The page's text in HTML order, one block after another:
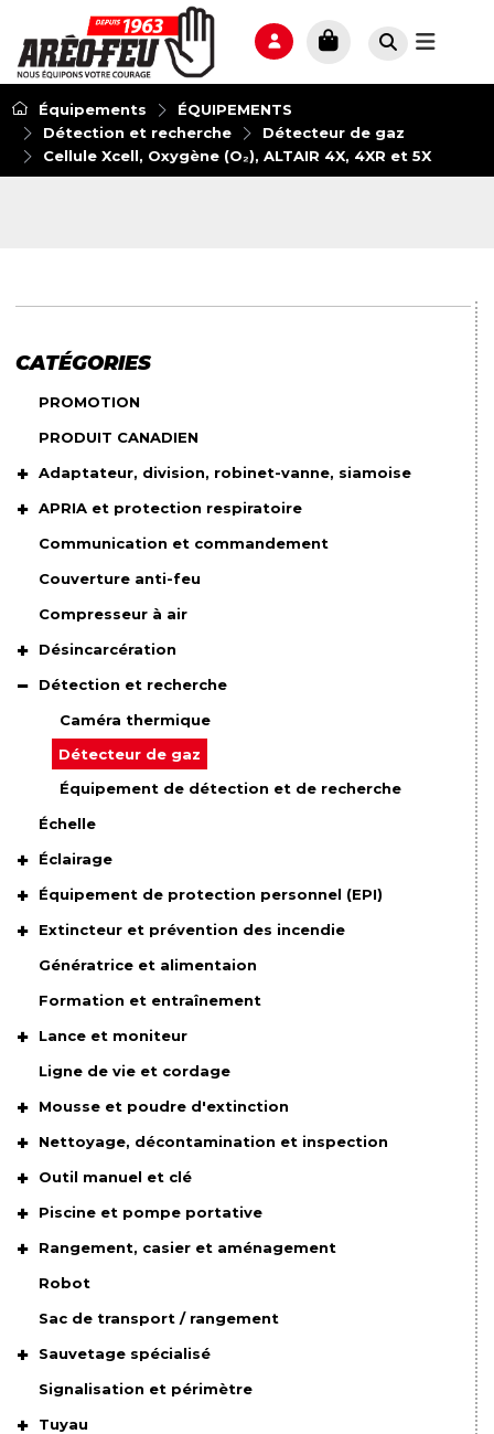
Équipements
ÉQUIPEMENTS
Détection et recherche
Détecteur de gaz
Cellule Xcell, Oxygène (O₂), ALTAIR 4X, 4XR et 5X
CATÉGORIES
PROMOTION
PRODUIT CANADIEN
Adaptateur, division, robinet-vanne, siamoise
APRIA et protection respiratoire
Communication et commandement
Couverture anti-feu
Compresseur à air
Désincarcération
Détection et recherche
Caméra thermique
Détecteur de gaz
Équipement de détection et de recherche
Échelle
Éclairage
Équipement de protection personnel (EPI)
Extincteur et prévention des incendie
Génératrice et alimentaion
Formation et entraînement
Lance et moniteur
Ligne de vie et cordage
Mousse et poudre d'extinction
Nettoyage, décontamination et inspection
Outil manuel et clé
Piscine et pompe portative
Rangement, casier et aménagement
Robot
Sac de transport / rangement
Sauvetage spécialisé
Signalisation et périmètre
Tuyau